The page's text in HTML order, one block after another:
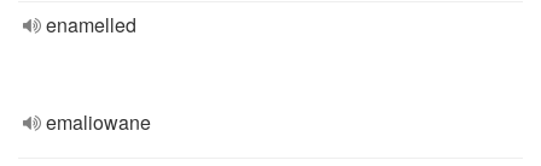
enamelled
emaliowane